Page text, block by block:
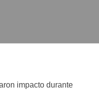
impacto durante